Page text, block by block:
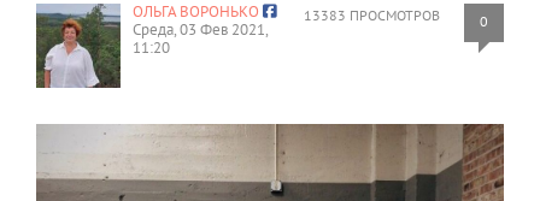
13383 ПРОСМОТРОВ 0
ОЛЬГА ВОРОНЬКО
Среда, 03 Фев 2021,
11:20